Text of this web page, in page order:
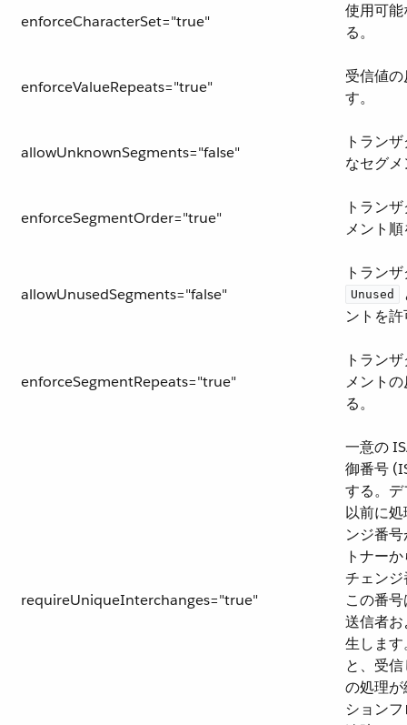
enforceCharacterSet="true"
使用可
る。
enforceValueRepeats="true"
受信値
す。
allowUnknownSegments="false"
トラン
なセグ
enforceSegmentOrder="true"
トラン
メント
allowUnusedSegments="false"
トラン
Unused
ントを
enforceSegmentRepeats="true"
トラン
メント
る。
requireUniqueInterchanges="true"
一意の
御番号
する。
以前に
ンジ番
トナー
チェン
この番
送信者
生します
と、受
の処理
ション